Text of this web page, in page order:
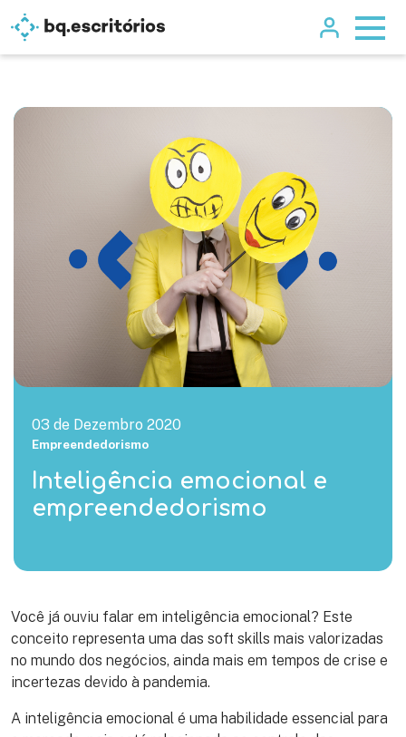
03 de Dezembro 2020
Empreendedorismo
Inteligência emocional e
empreendedorismo
Você já ouviu falar em inteligência emocional? Este
conceito representa uma das soft skills mais valorizadas
no mundo dos negócios, ainda mais em tempos de crise e
incertezas devido à pandemia.
A inteligência emocional é uma habilidade essencial para